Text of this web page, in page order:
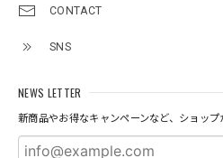
CONTACT
SNS
NEWS LETTER
新商品やお得なキャンペーンなど、ショップ